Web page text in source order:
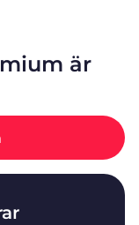
är